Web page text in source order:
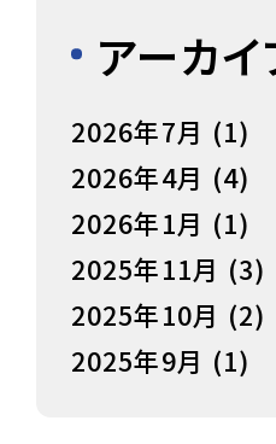
アーカイ
2026年7月 (1)
2026年4月 (4)
2026年1月 (1)
2025年11月 (3)
2025年10月 (2)
2025年9月 (1)